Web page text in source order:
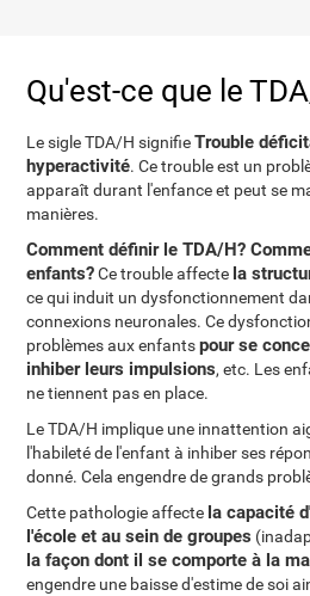
Qu'est-ce que le
Le sigle TDA/H signifieTrouble
hyperactivité. Ce trouble est un
apparaît durant l'enfance et peut se
manières.
Comment définir le TDA/H?
enfants?Ce trouble affecte la
ce qui induit un dysfonctionnement
connexions neuronales. Ce
problèmes aux enfantspour se
inhiber leurs impulsions, etc. Les
ne tiennent pas en place.
Le TDA/H implique une innattention
l'habileté de l'enfant à inhiber ses
donné. Cela engendre de grands
Cette pathologie affecte la capacité
l'école et au sein de groupes
la façon dont il se comporte à la
engendre une baisse d'estime de soi